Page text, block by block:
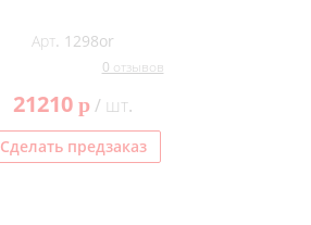
Арт. 1298or
0 отзывов
21210 p/ шт.
Сделать предзаказ